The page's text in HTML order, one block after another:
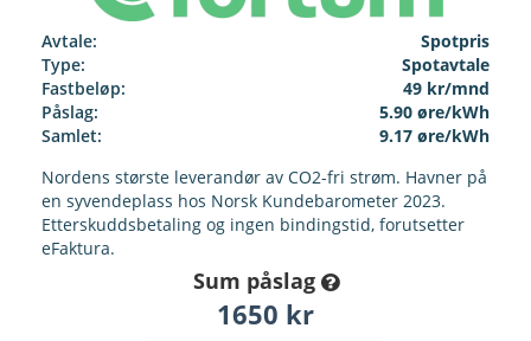
Avtale:
Spotpris
Type:
Spotavtale
Fastbeløp:
49 kr/mnd
Påslag:
5.90 øre/kWh
Samlet:
9.17 øre/kWh
Nordens største leverandør av CO2-fri strøm. Havner på
en syvendeplass hos Norsk Kundebarometer 2023.
Etterskuddsbetaling og ingen bindingstid, forutsetter
eFaktura.
Sum påslag
1650 kr